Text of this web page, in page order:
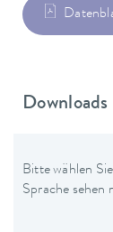
Bitte wählen
Sprache sehen